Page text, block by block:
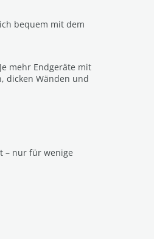
bequem mit dem
mehr Endgeräte mit
dicken Wänden und
– nur für wenige